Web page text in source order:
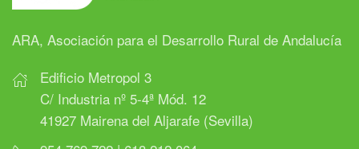
ARA, Asociación para el Desarrollo Rural de Andalucía
Edificio Metropol 3
C/ Industria nº 5-4ª Mód. 12
41927 Mairena del Aljarafe (Sevilla)